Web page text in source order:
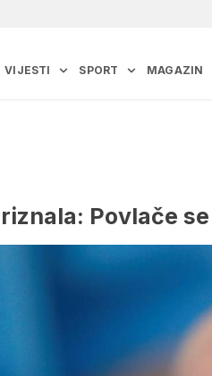
VIJESTI SPORT MAGAZIN
Povlače